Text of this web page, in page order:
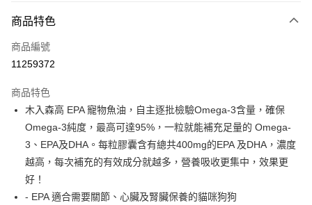
3 期 0 利率 每期
合作金庫商業銀行
上海商業儲蓄銀行
臺灣中小企業銀行
匯豐（台灣）商業銀行
華泰商業銀行
聯邦商業銀行
遠東國際商業銀行
元大商業銀行
永豐商業銀行
玉山商業銀行
星展（台灣）商業銀行
台灣樂天信用卡公司
超商取貨付款
LINE Pay
Apple Pay
悠遊付
Google Pay
全盈+PAY
AFTEE先享後付
商品特色
商品編號
11259372
商品特色
木入森高 EPA 寵物魚油，自主逐批檢驗Omega-3含量，確保
Omega-3純度，最高可達95%，一粒就能補充足量的 Omega-
3、EPA及DHA。每粒膠囊含有總共400mg的EPA 及DHA，濃度
越高，每次補充的有效成分就越多，營養吸收更集中，效果更
好！
- EPA 適合需要關節、心臟及腎臟保養的貓咪狗狗